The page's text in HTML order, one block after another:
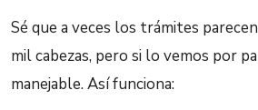
Sé que a veces los trámites
mil cabezas, pero si lo vemos por
manejable. Así funciona: